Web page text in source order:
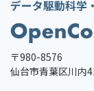
〒980-8576
仙台市青葉区川内